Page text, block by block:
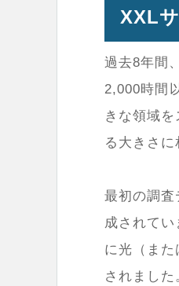
XXL
過去8年間
2,000時間
きな領域
る大きさに
最初の調
成されて
に光（ま
されました